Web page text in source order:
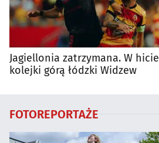
Jagiellonia zatrzymana. W hicie
kolejki górą łódzki Widzew
FOTOREPORTAŻE